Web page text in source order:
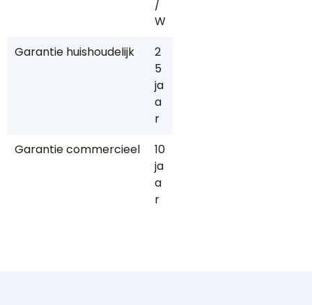
/
W
Garantie huishoudelijk
2
5
ja
a
r
Garantie commercieel
10
ja
a
r